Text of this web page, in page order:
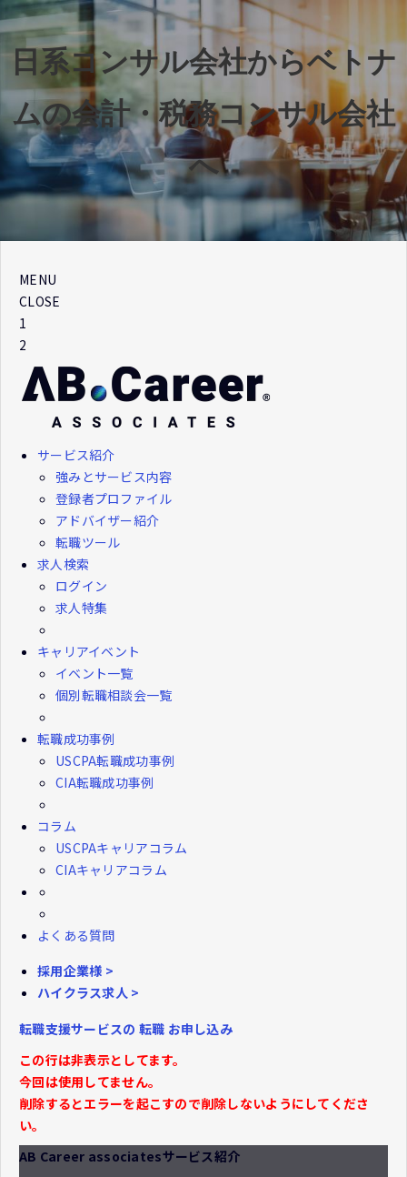
日系コンサル会社からベトナ
ムの会計・税務コンサル会社
へ
MENU
CLOSE
1
2
サービス紹介
強みとサービス内容
登録者プロファイル
アドバイザー紹介
転職ツール
求人検索
ログイン
求人特集
キャリアイベント
イベント一覧
個別転職相談会一覧
転職成功事例
USCPA転職成功事例
CIA転職成功事例
コラム
USCPAキャリアコラム
CIAキャリアコラム
よくある質問
採用企業様 >
ハイクラス求人 >
転職支援サービスの 転職 お申し込み
この行は非表示としてます。
今回は使用してません。
削除するとエラーを起こすので削除しないようにしてくださ
い。
AB Career associatesサービス紹介